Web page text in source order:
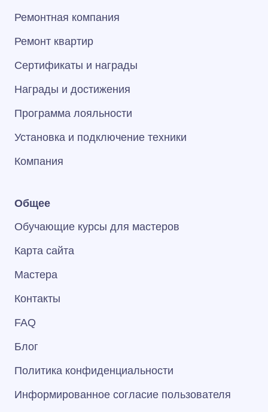
Ремонтная компания
Ремонт квартир
Сертификаты и награды
Награды и достижения
Программа лояльности
Установка и подключение техники
Компания
Общее
Обучающие курсы для мастеров
Карта сайта
Мастера
Контакты
FAQ
Блог
Политика конфиденциальности
Информированное согласие пользователя